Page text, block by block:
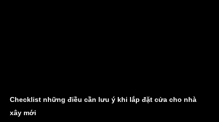
Checklist những điều cần lưu ý khi lắp đặt cửa cho nhà
xây mới